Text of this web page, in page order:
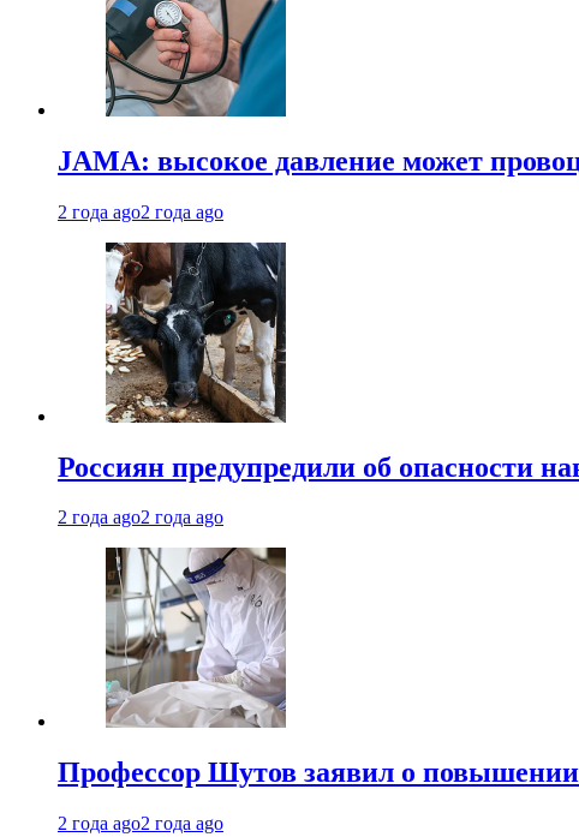
JAMA: высокое давление может
2 года ago2 года ago
Россиян предупредили об опасности
2 года ago2 года ago
Профессор Шутов заявил о повышении
2 года ago2 года ago